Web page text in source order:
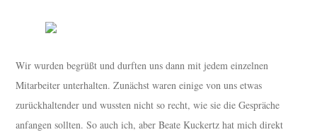
Wir wurden begrüßt und durften uns dann mit jedem einzelnen
Mitarbeiter unterhalten. Zunächst waren einige von uns etwas
zurückhaltender und wussten nicht so recht, wie sie die Gespräche
anfangen sollten. So auch ich, aber Beate Kuckertz hat mich direkt